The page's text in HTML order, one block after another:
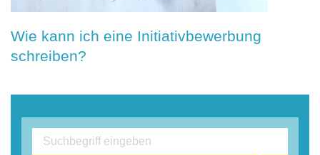
Wie kann ich eine Initiativbewerbung
schreiben?